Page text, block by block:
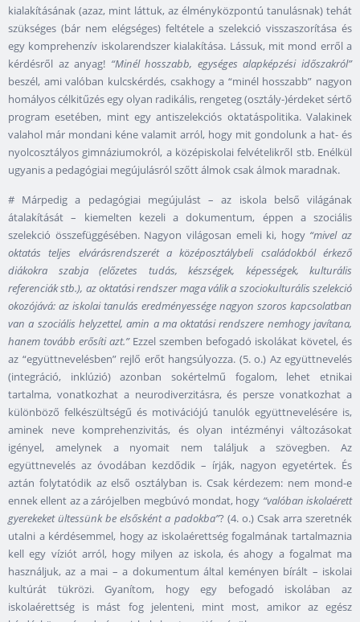
kialakításának (azaz, mint láttuk, az élményközpontú tanulásnak) tehát
szükséges (bár nem elégséges) feltétele a szelekció visszaszorítása és
egy komprehenzív iskolarendszer kialakítása. Lássuk, mit mond erről a
kérdésről az anyag! “Minél hosszabb, egységes alapképzési időszakról”
beszél, ami valóban kulcskérdés, csakhogy a “minél hosszabb” nagyon
homályos célkitűzés egy olyan radikális, rengeteg (osztály-)érdeket sértő
program esetében, mint egy antiszelekciós oktatáspolitika. Valakinek
valahol már mondani kéne valamit arról, hogy mit gondolunk a hat- és
nyolcosztályos gimnáziumokról, a középiskolai felvételikről stb. Enélkül
ugyanis a pedagógiai megújulásról szőtt álmok csak álmok maradnak.
# Márpedig a pedagógiai megújulást – az iskola belső világának
átalakítását – kiemelten kezeli a dokumentum, éppen a szociális
szelekció összefüggésében. Nagyon világosan emeli ki, hogy “mivel az
oktatás teljes elvárásrendszerét a középosztálybeli családokból érkező
diákokra szabja (előzetes tudás, készségek, képességek, kulturális
referenciák stb.), az oktatási rendszer maga válik a szociokulturális szelekció
okozójává: az iskolai tanulás eredményessége nagyon szoros kapcsolatban
van a szociális helyzettel, amin a ma oktatási rendszere nemhogy javítana,
hanem tovább erősíti azt.” Ezzel szemben befogadó iskolákat követel, és
az “együttnevelésben” rejlő erőt hangsúlyozza. (5. o.) Az együttnevelés
(integráció, inklúzió) azonban sokértelmű fogalom, lehet etnikai
tartalma, vonatkozhat a neurodiverzitásra, és persze vonatkozhat a
különböző felkészültségű és motivációjú tanulók együttnevelésére is,
aminek neve komprehenzivitás, és olyan intézményi változásokat
igényel, amelynek a nyomait nem találjuk a szövegben. Az
együttnevelés az óvodában kezdődik – írják, nagyon egyetértek. És
aztán folytatódik az első osztályban is. Csak kérdezem: nem mond-e
ennek ellent az a zárójelben megbúvó mondat, hogy “valóban iskolaérett
gyerekeket ültessünk be elsősként a padokba”? (4. o.) Csak arra szeretnék
utalni a kérdésemmel, hogy az iskolaérettség fogalmának tartalmaznia
kell egy víziót arról, hogy milyen az iskola, és ahogy a fogalmat ma
használjuk, az a mai – a dokumentum által keményen bírált – iskolai
kultúrát tükrözi. Gyanítom, hogy egy befogadó iskolában az
iskolaérettség is mást fog jelenteni, mint most, amikor az egész